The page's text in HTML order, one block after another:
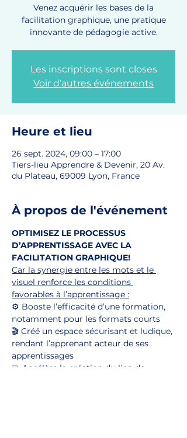
Venez acquérir les bases de la
facilitation graphique, une pratique
innovante de pédagogie active.
Les inscriptions sont closes
Voir d'autres événements
Heure et lieu
26 sept. 2024, 09:00 – 17:00
Tiers-lieu Apprendre & Devenir, 20 Av.
du Plateau, 69009 Lyon, France
À propos de l'événement
OPTIMISEZ LE PROCESSUS
D’APPRENTISSAGE AVEC LA
FACILITATION GRAPHIQUE!
Car la synergie entre les mots et le
visuel renforce les conditions
favorables à l’apprentissage :
⚙️ Booste l’efficacité d’une formation,
notamment pour les formats courts
🎬 Créé un espace sécurisant et ludique,
rendant l’apprenant acteur de ses
apprentissages
🤝 Accélère la création du lien de